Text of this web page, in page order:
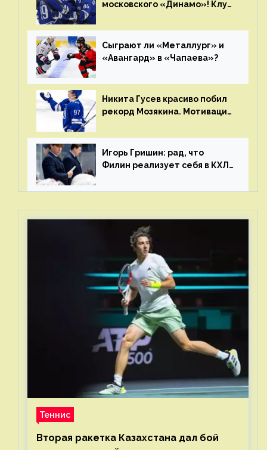
московского «Динамо»! Клуб
сезон
Сыграют ли «Металлург» и
«Авангард» в «Чапаева»?
Никита Гусев красиво побил
рекорд Мозякина. Мотивации
много
Игорь Гришин: рад, что
Филин реализует себя в КХЛ
стали загонять его в рамки
Теннис
Вторая ракетка Казахстана дал бой